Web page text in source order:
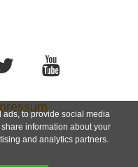
to provide social media
information about your
and analytics partners.